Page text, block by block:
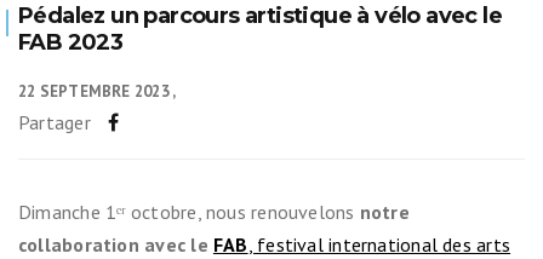
Pédalez un parcours artistique à vélo avec le
FAB 2023
22 SEPTEMBRE 2023
Partager
Dimanche 1ᵉʳ octobre, nous renouvelons notre
collaboration avec le FAB, festival international des arts